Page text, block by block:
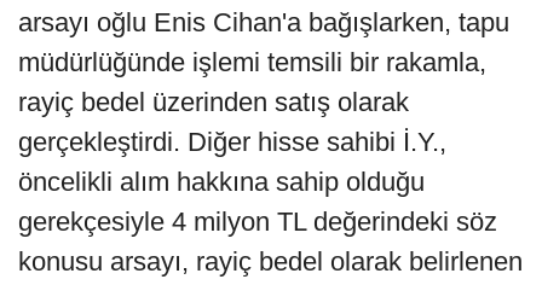
arsayı oğlu Enis Cihan'a bağışlarken, tapu
müdürlüğünde işlemi temsili bir rakamla,
rayiç bedel üzerinden satış olarak
gerçekleştirdi. Diğer hisse sahibi İ.Y.,
öncelikli alım hakkına sahip olduğu
gerekçesiyle 4 milyon TL değerindeki söz
konusu arsayı, rayiç bedel olarak belirlenen